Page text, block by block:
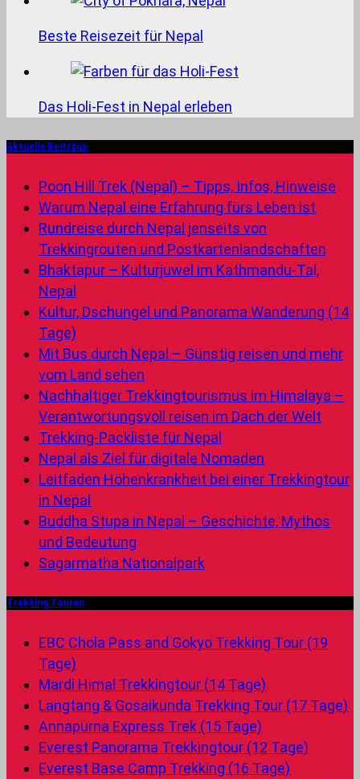
Beste Reisezeit für Nepal
Das Holi-Fest in Nepal erleben
Aktuelle Beiträge
Poon Hill Trek (Nepal) – Tipps, Infos, Hinweise
Warum Nepal eine Erfahrung fürs Leben ist
Rundreise durch Nepal jenseits von
Trekkingrouten und Postkartenlandschaften
Bhaktapur – Kulturjuwel im Kathmandu-Tal,
Nepal
Kultur, Dschungel und Panorama Wanderung (14
Tage)
Mit Bus durch Nepal – Günstig reisen und mehr
vom Land sehen
Nachhaltiger Trekkingtourismus im Himalaya –
Verantwortungsvoll reisen im Dach der Welt
Trekking-Packliste für Nepal
Nepal als Ziel für digitale Nomaden
Leitfaden Höhenkrankheit bei einer Trekkingtour
in Nepal
Buddha Stupa in Nepal – Geschichte, Mythos
und Bedeutung
Sagarmatha Nationalpark
Trekking Touren
EBC Chola Pass and Gokyo Trekking Tour (19
Tage)
Mardi Himal Trekkingtour (14 Tage)
Langtang & Gosaikunda Trekking Tour (17 Tage)
Annapurna Express Trek (15 Tage)
Everest Panorama Trekkingtour (12 Tage)
Everest Base Camp Trekking (16 Tage)